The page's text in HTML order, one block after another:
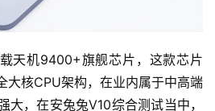
天机9400+旗舰芯片，这款芯片
大核CPU架构，在业内属于中高端
大，在安兔兔V10综合测试当中，